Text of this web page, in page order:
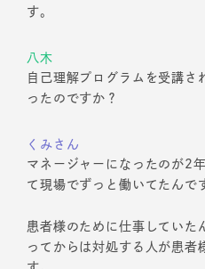
す。
八木
自己理解プログラムを受講さ
ったのですか？
くみさん
マネージャーになったのが2
て現場でずっと働いてたんで
患者様のために仕事していた
ってからは対処する人が患者